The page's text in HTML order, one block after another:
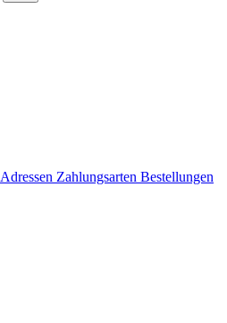
Adressen Zahlungsarten Bestellungen